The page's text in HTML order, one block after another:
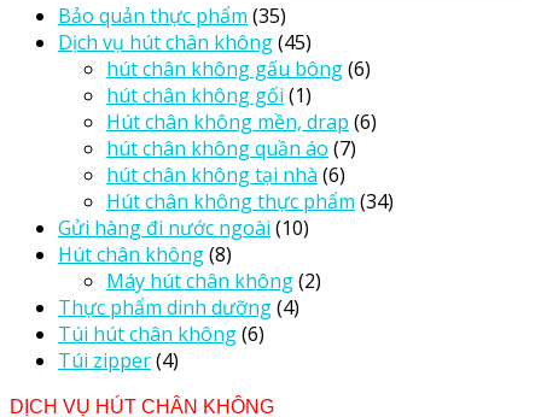
Bảo quản thực phẩm (35)
Dịch vụ hút chân không(45)
hút chân không gấu bông(6)
hút chân không gối (1)
Hút chân không mền, drap (6)
hút chân không quần áo (7)
hút chân không tại nhà (6)
Hút chân không thực phẩm (34)
Gửi hàng đi nước ngoài (10)
Hút chân không(8)
Máy hút chân không(2)
Thực phẩm dinh dưỡng(4)
Túi hút chân không(6)
Túi zipper(4)
DỊCH VỤ HÚT CHÂN KHÔNG